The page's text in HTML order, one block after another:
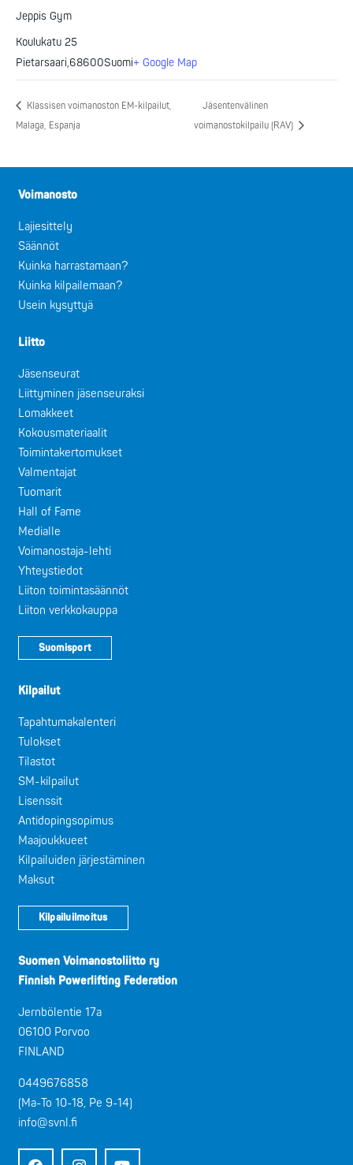
Jeppis Gym
Koulukatu 25
Pietarsaari,68600Suomi+ Google Map
Klassisen voimanoston EM-kilpailut,
Malaga, Espanja
Jäsentenvälinen
voimanostokilpailu (RAV)
Voimanosto
Lajiesittely
Säännöt
Kuinka harrastamaan?
Kuinka kilpailemaan?
Usein kysyttyä
Liitto
Jäsenseurat
Liittyminen jäsenseuraksi
Lomakkeet
Kokousmateriaalit
Toimintakertomukset
Valmentajat
Tuomarit
Hall of Fame
Medialle
Voimanostaja-lehti
Yhteystiedot
Liiton toimintasäännöt
Liiton verkkokauppa
Suomisport
Kilpailut
Tapahtumakalenteri
Tulokset
Tilastot
SM-kilpailut
Lisenssit
Antidopingsopimus
Maajoukkueet
Kilpailuiden järjestäminen
Maksut
Kilpailuilmoitus
Suomen Voimanostoliitto ry
Finnish Powerlifting Federation
Jernbölentie 17a
06100 Porvoo
FINLAND
0449676858
(Ma-To 10-18, Pe 9-14)
info@svnl.fi